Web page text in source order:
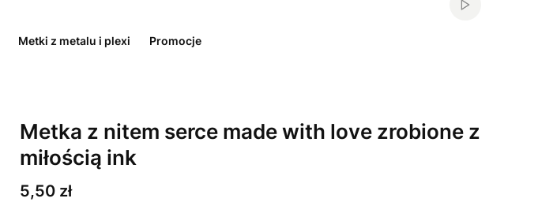
Włącz
Metki z metalu i plexi Promocje
Metka z nitem serce made with love zrobione z
miłością ink
Cena
5,50 zł